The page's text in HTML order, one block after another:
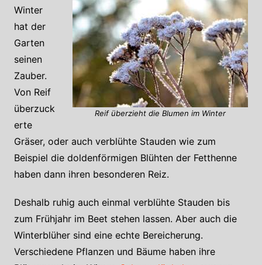
Reif überzieht die Blumen im Winter
Winter
hat der
Garten
seinen
Zauber.
Von Reif
überzuck
erte
Gräser, oder auch verblühte Stauden wie zum
Beispiel die doldenförmigen Blühten der Fetthenne
haben dann ihren besonderen Reiz.
Deshalb ruhig auch einmal verblühte Stauden bis
zum Frühjahr im Beet stehen lassen. Aber auch die
Winterblüher sind eine echte Bereicherung.
Verschiedene Pflanzen und Bäume haben ihre